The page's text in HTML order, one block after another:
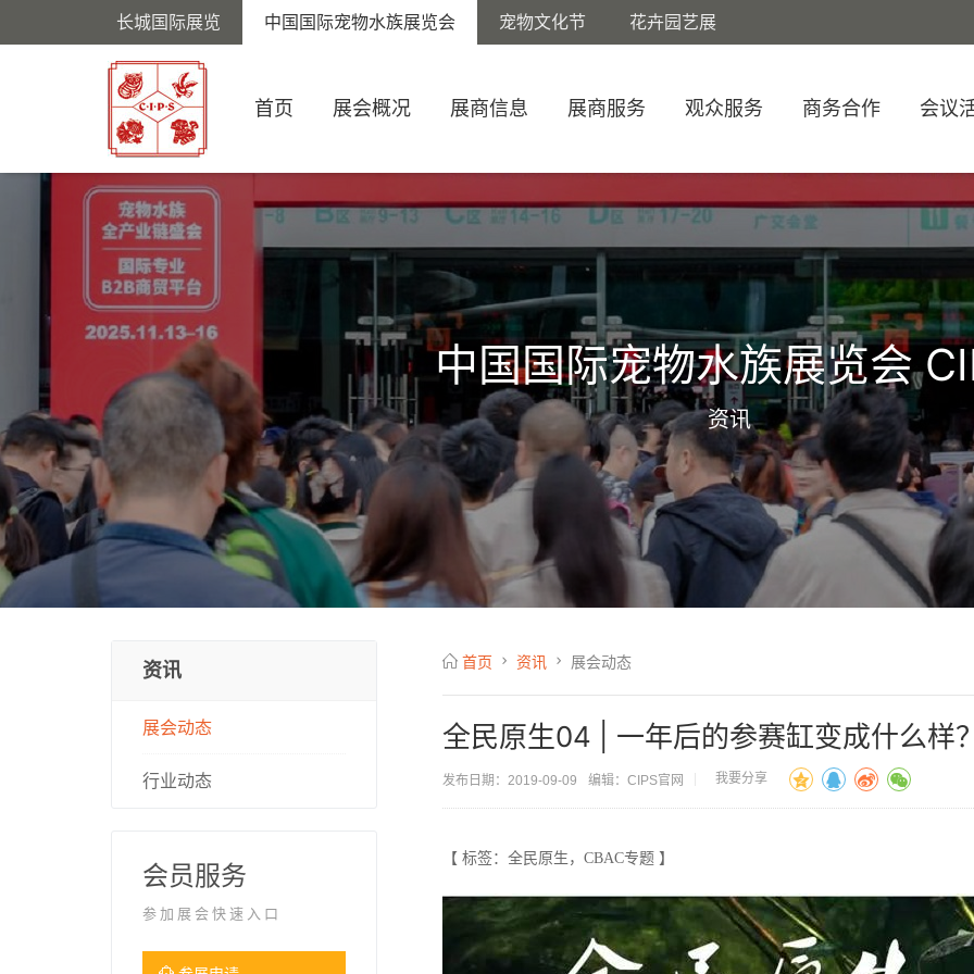
长城国际展览 中国国际宠物水族展览会 宠物文化节 花卉园艺展
首页 展会概况 展商信息 展商服务 观众服务 商务合作 会议
中国国际宠物水族展览会
资讯
首页 资讯 展会动态
全民原生04 | 一年后的参赛缸变成什么样
发布日期：2019-09-09 编辑：CIPS官网 我要分享
【 标签：全民原生，CBAC专题 】
资讯
展会动态
行业动态
会员服务
参加展会快速入口